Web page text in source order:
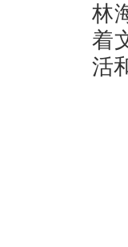
林
着
活